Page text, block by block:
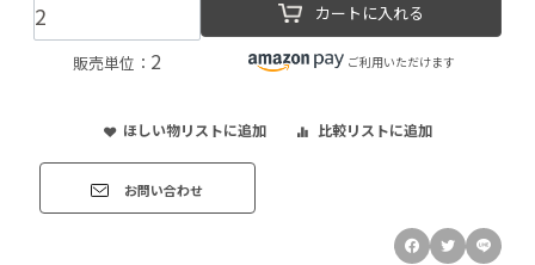
販売単位： 2
カートに入れる
ご利用いただけます
ほしい物リストに追加 比較リストに追加
お問い合わせ